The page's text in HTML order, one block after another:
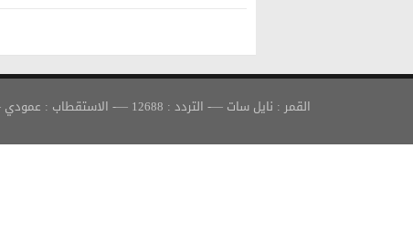
القمر : نايل سات —- التردد : 12688 —- الاستقطاب : عمودي —- معدل الترميز : 30000